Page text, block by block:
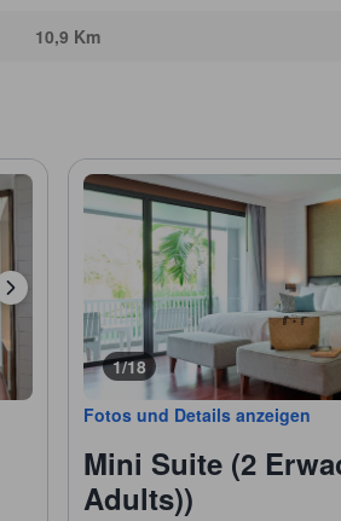
10,9 Km
1/18
Fotos und Details anzeigen
Mini Suite (2
Adults))